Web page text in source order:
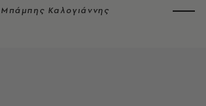
Μπάμπης Καλογιάννης